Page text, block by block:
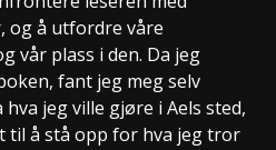
og å utfordre våre
vår plass i den. Da jeg
fant jeg meg selv
jeg ville gjøre i Aels sted,
til å stå opp for hva jeg tror